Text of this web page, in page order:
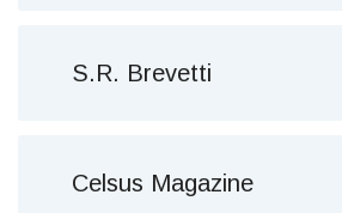
S.R. Brevetti
Celsus Magazine